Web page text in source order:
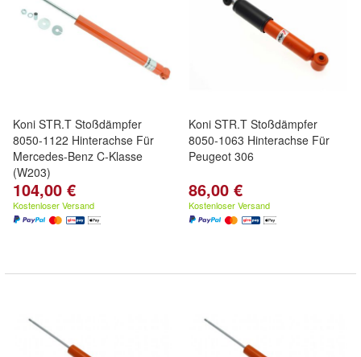
Koni STR.T Stoßdämpfer
8050-1122 Hinterachse Für
Mercedes-Benz C-Klasse
(W203)
104,00 €
Kostenloser Versand
Koni STR.T Stoßdämpfer
8050-1063 Hinterachse Für
Peugeot 306
86,00 €
Kostenloser Versand